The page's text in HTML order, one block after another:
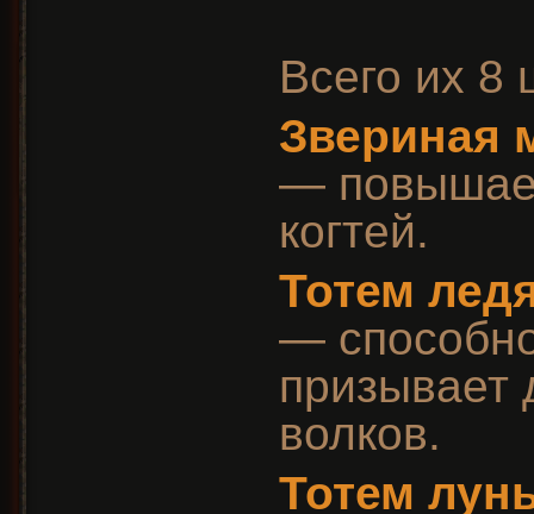
Всего их 8
Звериная
—
когтей.
Тотем
—
призывает
волков.
Тотем